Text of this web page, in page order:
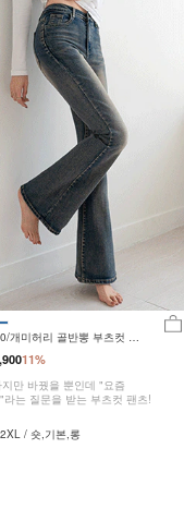
개미허리 골반뽕 부츠컷 팬
11%
만 바꿨을 뿐인데 "요즘
라는 질문을 받는 부츠컷 팬츠!
S,M,L,XL,2XL / 숏,기본,롱